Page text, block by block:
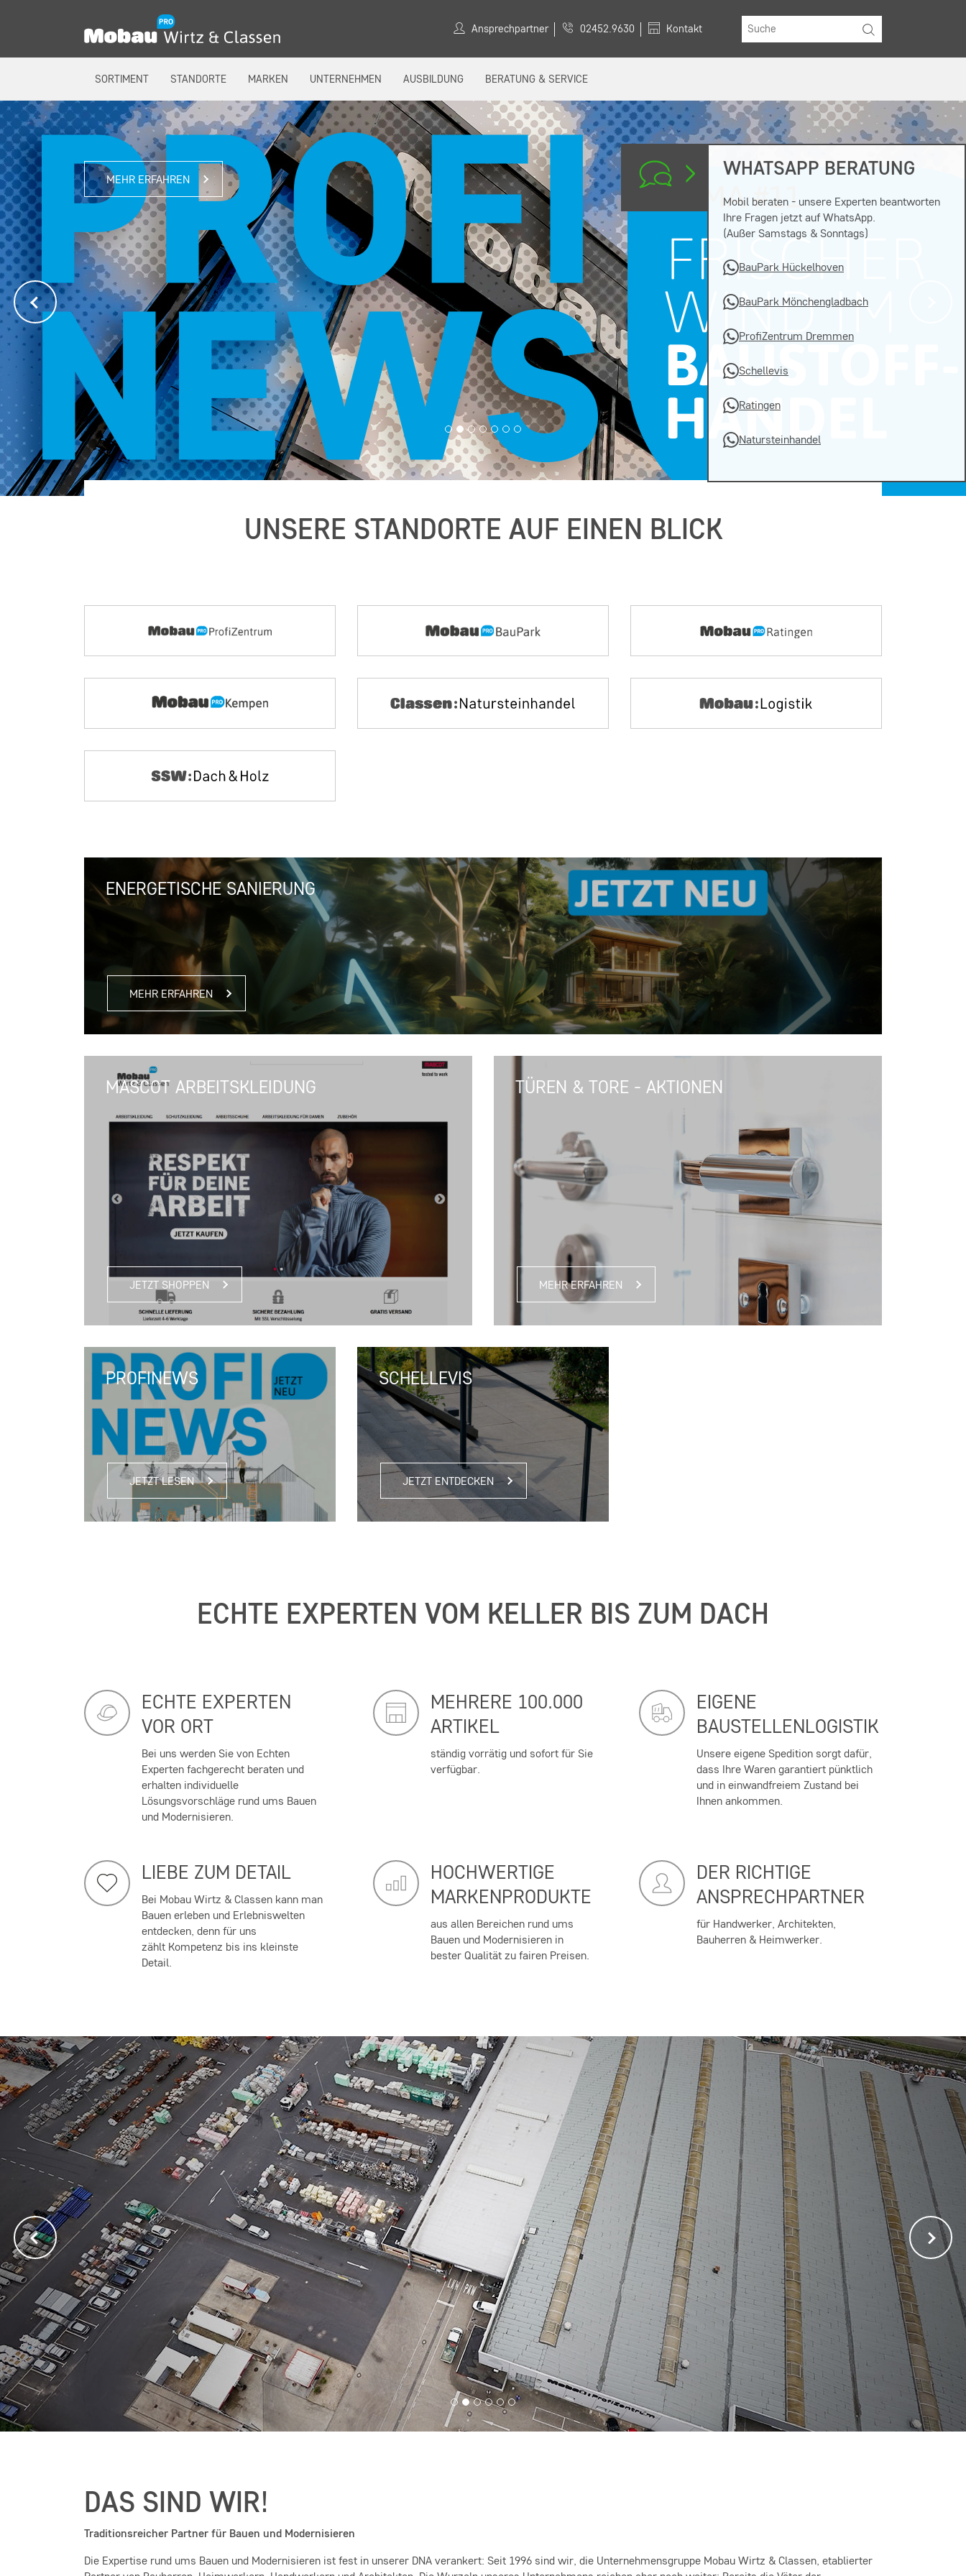
Ansprechpartner 02452.9630 Kontakt
SORTIMENT STANDORTE MARKEN UNTERNEHMEN AUSBILDUNG BERATUNG & SERVICE
MEHR ERFAHREN
UNSERE STANDORTE AUF EINEN BLICK
ENERGETISCHE SANIERUNG
MEHR ERFAHREN
MASCOT ARBEITSKLEIDUNG
JETZT SHOPPEN
TÜREN & TORE - AKTIONEN
MEHR ERFAHREN
PROFINEWS
JETZT LESEN
SCHELLEVIS
JETZT ENTDECKEN
ECHTE EXPERTEN VOM KELLER BIS ZUM DACH
ECHTE EXPERTEN
VOR ORT
Bei uns werden Sie von Echten
Experten fachgerecht beraten und
erhalten individuelle
Lösungsvorschläge rund ums Bauen
und Modernisieren.
MEHRERE 100.000
ARTIKEL
ständig vorrätig und sofort für Sie
verfügbar.
EIGENE
BAUSTELLENLOGISTIK
Unsere eigene Spedition sorgt dafür,
dass Ihre Waren garantiert pünktlich
und in einwandfreiem Zustand bei
Ihnen ankommen.
LIEBE ZUM DETAIL
Bei Mobau Wirtz & Classen kann man
Bauen erleben und Erlebniswelten
entdecken, denn für uns
zählt Kompetenz bis ins kleinste
Detail.
HOCHWERTIGE
MARKENPRODUKTE
aus allen Bereichen rund ums
Bauen und Modernisieren in
bester Qualität zu fairen Preisen.
DER RICHTIGE
ANSPRECHPARTNER
für Handwerker, Architekten,
Bauherren & Heimwerker.
DAS SIND WIR!
Traditionsreicher Partner für Bauen und Modernisieren
Die Expertise rund ums Bauen und Modernisieren ist fest in unserer DNA verankert: Seit 1996 sind wir, die Unternehmensgruppe Mobau Wirtz & Classen, etablierter
WHATSAPP BERATUNG
Mobil beraten - unsere Experten beantworten
Ihre Fragen jetzt auf WhatsApp.
(Außer Samstags & Sonntags)
BauPark Hückelhoven
BauPark Mönchengladbach
ProfiZentrum Dremmen
Schellevis
Ratingen
Natursteinhandel